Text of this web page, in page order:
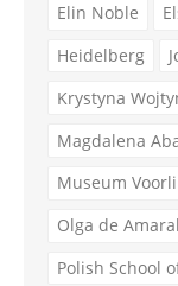
Elin Noble
Heidelberg
Krystyna
Magdalena
Museum
Olga de Amaral
Polish School